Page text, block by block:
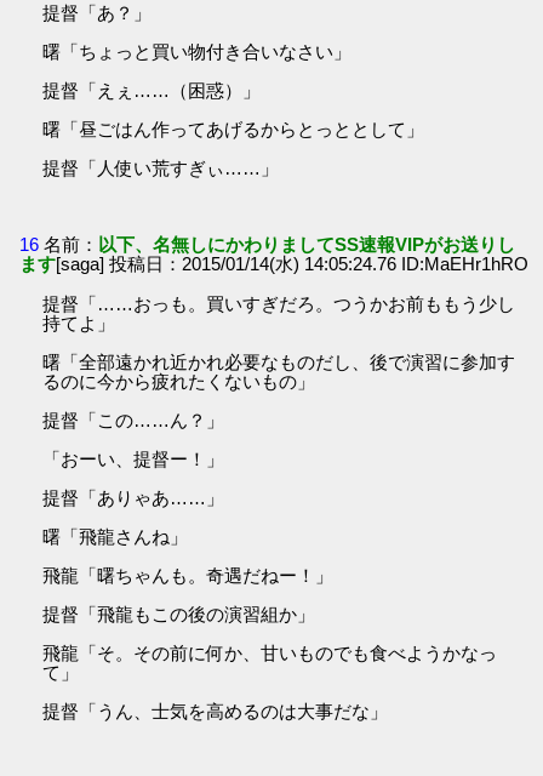
提督「あ？」
曙「ちょっと買い物付き合いなさい」
提督「えぇ……（困惑）」
曙「昼ごはん作ってあげるからとっととして」
提督「人使い荒すぎぃ……」
16 名前： 以下、名無しにかわりましてSS速報VIPがお送りし
ます[saga] 投稿日：2015/01/14(水) 14:05:24.76 ID:MaEHr1hRO
提督「……おっも。買いすぎだろ。つうかお前ももう少し
持てよ」
曙「全部遠かれ近かれ必要なものだし、後で演習に参加す
るのに今から疲れたくないもの」
提督「この……ん？」
「おーい、提督ー！」
提督「ありゃあ……」
曙「飛龍さんね」
飛龍「曙ちゃんも。奇遇だねー！」
提督「飛龍もこの後の演習組か」
飛龍「そ。その前に何か、甘いものでも食べようかなっ
て」
提督「うん、士気を高めるのは大事だな」